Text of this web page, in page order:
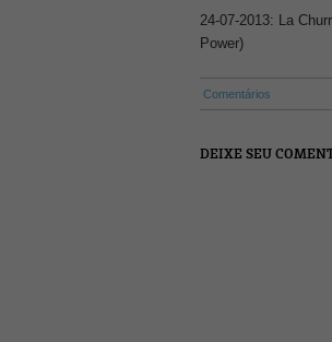
24-07-2013: La
Power)
Comentários
DEIXE SEU